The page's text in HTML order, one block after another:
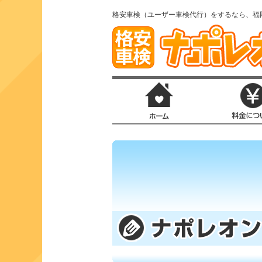
格安車検（ユーザー車検代行）をするなら、